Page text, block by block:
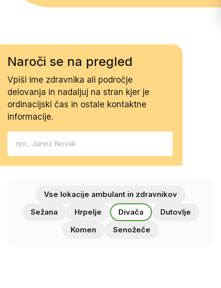
Naroči se na pregled
Vpiši ime zdravnika ali področje
delovanja in nadaljuj na stran kjer je
ordinacijski čas in ostale kontaktne
informacije.
Vse lokacije ambulant in zdravnikov
Sežana
Hrpelje Divača
Dutovlje
Komen
Senožeče